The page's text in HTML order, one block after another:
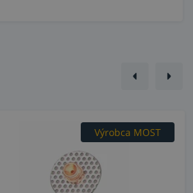
Výrobca MOST